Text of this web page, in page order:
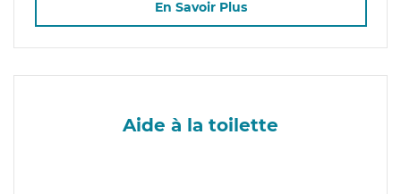
En Savoir Plus
Aide à la toilette